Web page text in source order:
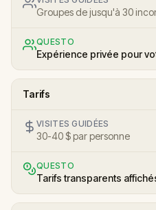
Groupes de jusqu'à 30
QUESTO
Expérience privée pour
Tarifs
VISITES GUIDÉES
30-40 $ par personne
QUESTO
Tarifs transparents